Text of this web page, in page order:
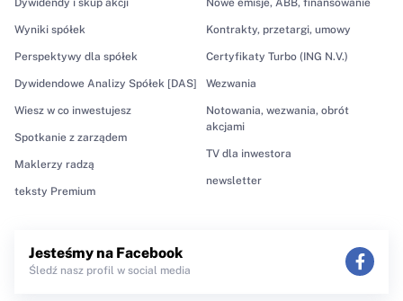
Wyniki spółek
Perspektywy dla spółek
Dywidendowe Analizy Spółek [DAS]
Wiesz w co inwestujesz
Spotkanie z zarządem
Maklerzy radzą
teksty Premium
Kontrakty, przetargi, umowy
Certyfikaty Turbo (ING N.V.)
Wezwania
Notowania, wezwania, obrót
akcjami
TV dla inwestora
newsletter
Jesteśmy na Facebook
Śledź nasz profil w social media